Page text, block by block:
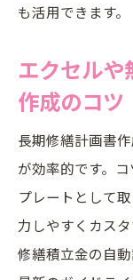
も活用できます。
エクセル
作成のコツ
長期修繕計画書
が効率的です。
プレートとして
力しやすくカス
修繕積立金の自